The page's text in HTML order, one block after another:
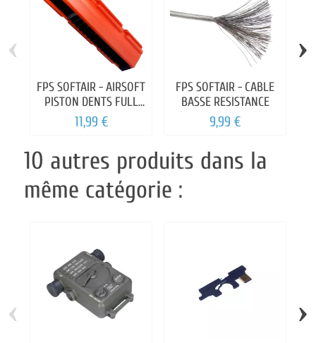
FPS SOFTAIR - AIRSOFT
PISTON DENTS FULL
METAL (PM02)
11,99 €
FPS SOFTAIR - CABLE
BASSE RESISTANCE
9,99 €
‹ ›
10 autres produits dans la
même catégorie :
‹ ›